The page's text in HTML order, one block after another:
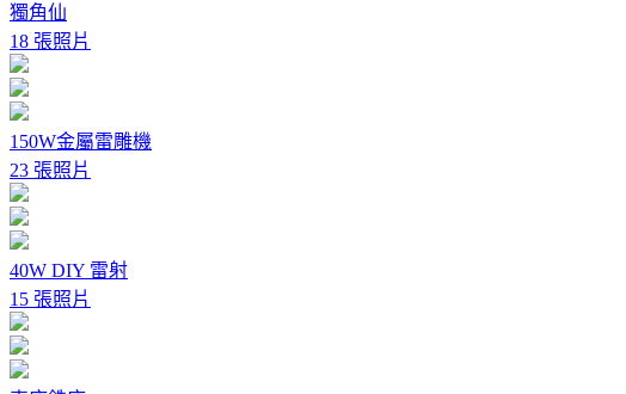
獨角仙
18 張照片
150W金屬雷雕機
23 張照片
40W DIY 雷射
15 張照片